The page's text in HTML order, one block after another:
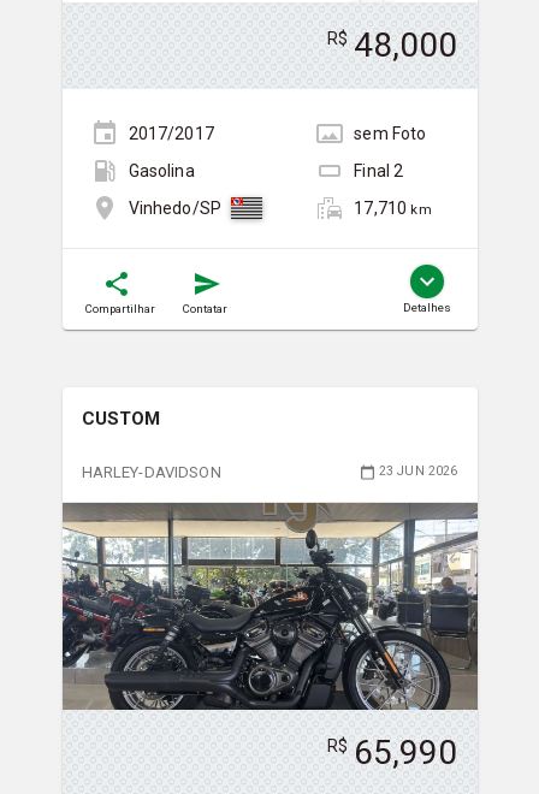
R$ 48,000
2017/2017 sem Foto
Gasolina
Final2
Vinhedo/SP
17,710 km
Compartilhar Contatar Detalhes
CUSTOM
HARLEY-DAVIDSON 23 JUN 2026
R$ 65,990